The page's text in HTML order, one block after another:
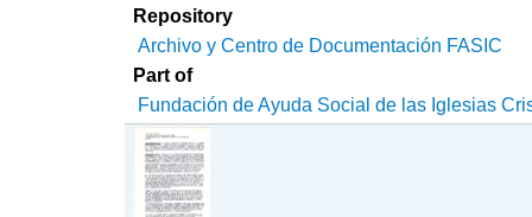
Repository
Archivo y Centro de Documentación FASIC
Part of
Fundación de Ayuda Social de las Iglesias